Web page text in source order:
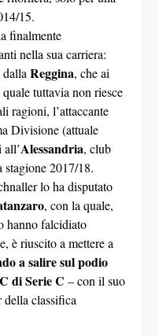
15.
finalmente
nella sua carriera:
dallaReggina
, che ai
quale tuttavia non riesce
ragioni, l’attaccante
Divisione (attuale
Alessandria
, club
2017/18.
lo ha disputato
, con la quale,
hanno falcidiato
è riuscito a mettere a
a salire sul podio
di Serie C – con il suo
classifica